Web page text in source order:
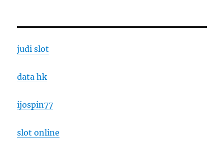
judi slot
data hk
ijospin77
slot online